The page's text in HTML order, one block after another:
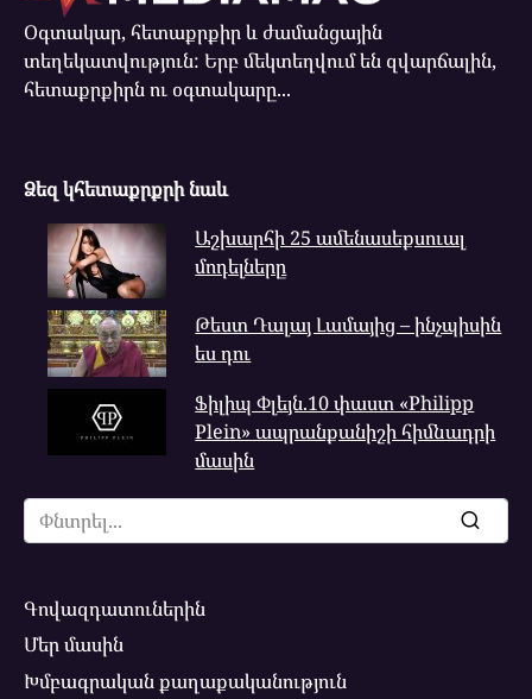
Օգտակար, հետաքրքիր և ժամանցային
տեղեկատվություն: Երբ մեկտեղվում են զվարճալին,
հետաքրքիրն ու օգտակարը...
Ձեզ կհետաքրքրի նաև
Աշխարհի 25 ամենասեքսուալ
մոդելները
Թեստ Դալայ Լամայից – ինչպիսին
ես դու
Ֆիլիպ Փլեյն.10 փաստ «Philipp
Plein» ապրանքանիշի հիմնադրի
մասին
Search
for:
Գովազդատուներին
Մեր մասին
Խմբագրական քաղաքականություն